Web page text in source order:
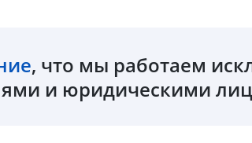
, что мы работаем
и юридическими